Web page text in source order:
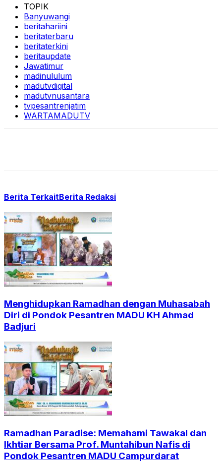
TOPIK
Banyuwangi
beritahariini
beritaterbaru
beritaterkini
beritaupdate
Jawatimur
madinululum
madutvdigital
madutvnusantara
tvpesantrenjatim
WARTAMADUTV
Berita TerkaitBerita Redaksi
Menghidupkan Ramadhan dengan Muhasabah
Diri di Pondok Pesantren MADU KH Ahmad
Badjuri
Ramadhan Paradise: Memahami Tawakal dan
Ikhtiar Bersama Prof. Muntahibun Nafis di
Pondok Pesantren MADU Campurdarat